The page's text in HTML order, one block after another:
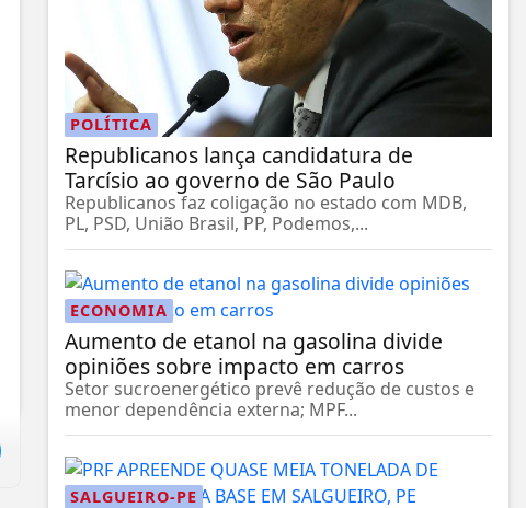
POLÍTICA
Republicanos lança candidatura de
Tarcísio ao governo de São Paulo
Republicanos faz coligação no estado com MDB,
PL, PSD, União Brasil, PP, Podemos,...
ECONOMIA
Aumento de etanol na gasolina divide
opiniões sobre impacto em carros
Setor sucroenergético prevê redução de custos e
menor dependência externa; MPF...
SALGUEIRO-PE